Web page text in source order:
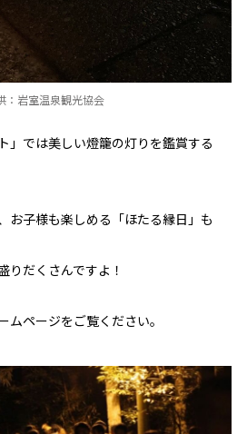
：岩室温泉観光協会
」では美しい燈籠の灯りを鑑賞する
お子様も楽しめる「ほたる縁日」も
りだくさんですよ！
ページをご覧ください。